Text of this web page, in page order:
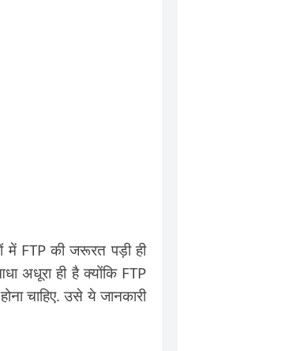
में FTP की जरूरत पड़ी ही
अधूरा ही है क्योंकि FTP
चाहिए. उसे ये जानकारी